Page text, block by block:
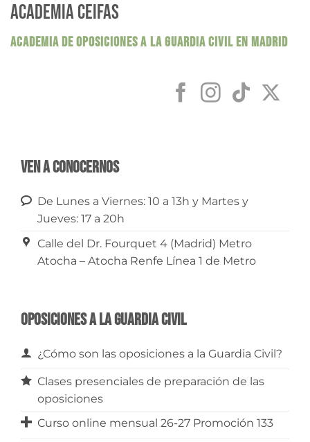
ACADEMIA CEIFAS
ACADEMIA DE OPOSICIONES A LA GUARDIA CIVIL EN MADRID
Ven a conocernos
De Lunes a Viernes: 10 a 13h y Martes y
Jueves: 17 a 20h
Calle del Dr. Fourquet 4 (Madrid) Metro
Atocha – Atocha Renfe Línea 1 de Metro
Oposiciones a la Guardia Civil
¿Cómo son las oposiciones a la Guardia Civil?
Clases presenciales de preparación de las
oposiciones
Curso online mensual 26-27 Promoción 133